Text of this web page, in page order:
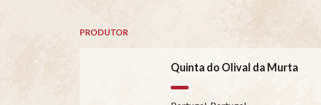
PRODUTOR
Quinta do Olival da Murta